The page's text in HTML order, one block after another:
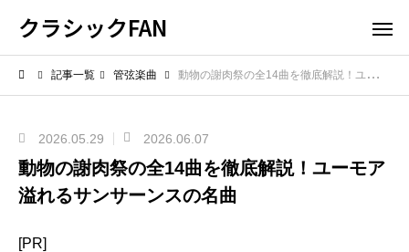
クラシックFAN
記事一覧 管弦楽曲 動物の謝肉祭の全14曲を徹底解説！ユーモア溢れるサンサーンスの名曲
2026.05.29 2026.06.07
動物の謝肉祭の全14曲を徹底解説！ユーモア
溢れるサンサーンスの名曲
[PR]